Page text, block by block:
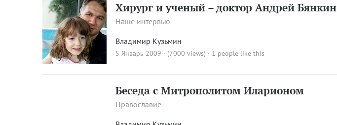
Хирург и ученый – доктор Андрей Бянкин
Наше интервью
Владимир Кузьмин
5 Январь 2009 · (7000 views) · 1 people like this
Беседа с Митрополитом Иларионом
Православие